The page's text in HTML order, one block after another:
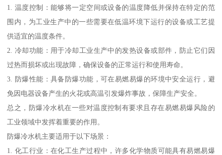
1. 温度控制：能够将一定空间或设备的温度降低并保持在特定的范
围内，为工业生产中的一些需要在低温环境下运行的设备或工艺提
供适宜的温度条件。
2. 冷却功能：用于冷却工业生产中的发热设备或部件，防止它们因
过热而损坏或出现故障，确保设备的正常运行和使用寿命。
3. 防爆性能：具备防爆功能，可在易燃易爆的环境中安全运行，避
免因电器设备产生的火花或高温引发爆炸事故，保障生产安全。
总之，防爆冷水机在一些对温度控制有要求且存在易燃易爆风险的
工业领域中发挥着重要的作用。
防爆冷水机主要适用于以下场景：
1. 化工行业：在化工生产过程中，许多化学物质可能具有易燃易爆